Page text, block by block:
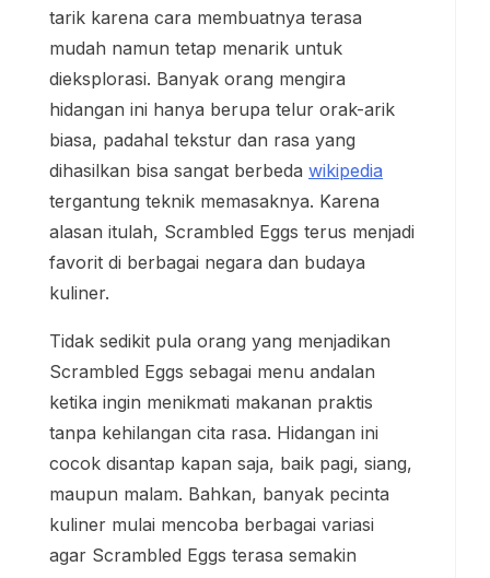
tarik karena cara membuatnya terasa
mudah namun tetap menarik untuk
dieksplorasi. Banyak orang mengira
hidangan ini hanya berupa telur orak-arik
biasa, padahal tekstur dan rasa yang
dihasilkan bisa sangat berbeda wikipedia
tergantung teknik memasaknya. Karena
alasan itulah, Scrambled Eggs terus menjadi
favorit di berbagai negara dan budaya
kuliner.
Tidak sedikit pula orang yang menjadikan
Scrambled Eggs sebagai menu andalan
ketika ingin menikmati makanan praktis
tanpa kehilangan cita rasa. Hidangan ini
cocok disantap kapan saja, baik pagi, siang,
maupun malam. Bahkan, banyak pecinta
kuliner mulai mencoba berbagai variasi
agar Scrambled Eggs terasa semakin